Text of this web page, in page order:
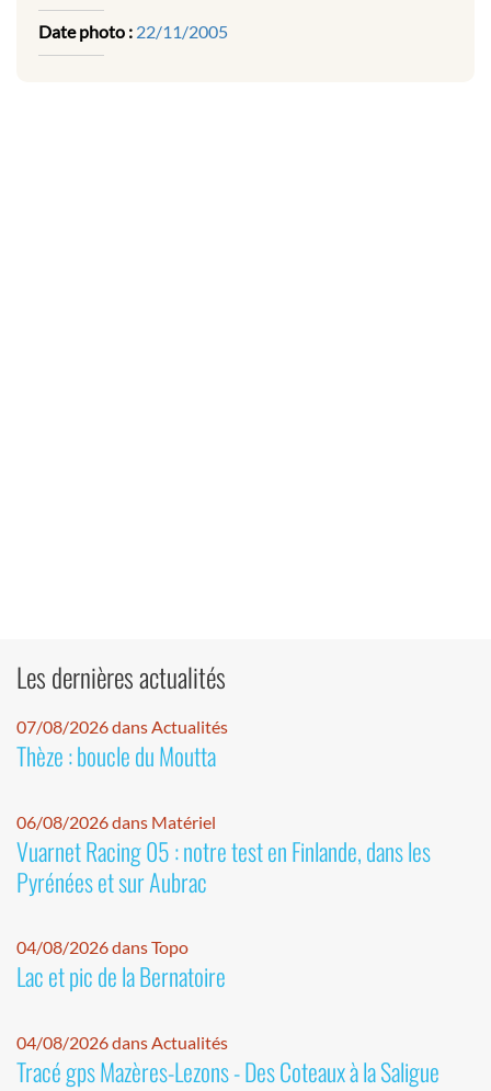
Date photo : 22/11/2005
Les dernières actualités
07/08/2026 dans Actualités
Thèze : boucle du Moutta
06/08/2026 dans Matériel
Vuarnet Racing 05 : notre test en Finlande, dans les
Pyrénées et sur Aubrac
04/08/2026 dans Topo
Lac et pic de la Bernatoire
04/08/2026 dans Actualités
Tracé gps Mazères-Lezons - Des Coteaux à la Saligue